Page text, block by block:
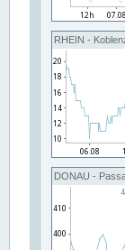
RHEIN -
DONAU -